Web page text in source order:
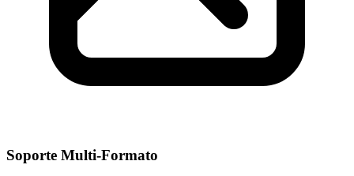
Soporte Multi-Formato